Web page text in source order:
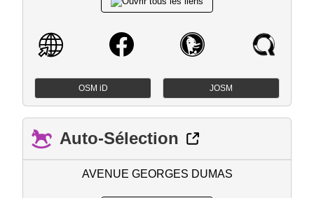
OSM iD JOSM
Auto-Sélection
AVENUE GEORGES DUMAS